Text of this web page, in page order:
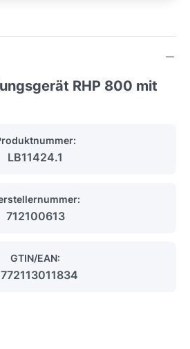
RHP 800 mit
LB11424.1
712100613
GTIN/EAN: